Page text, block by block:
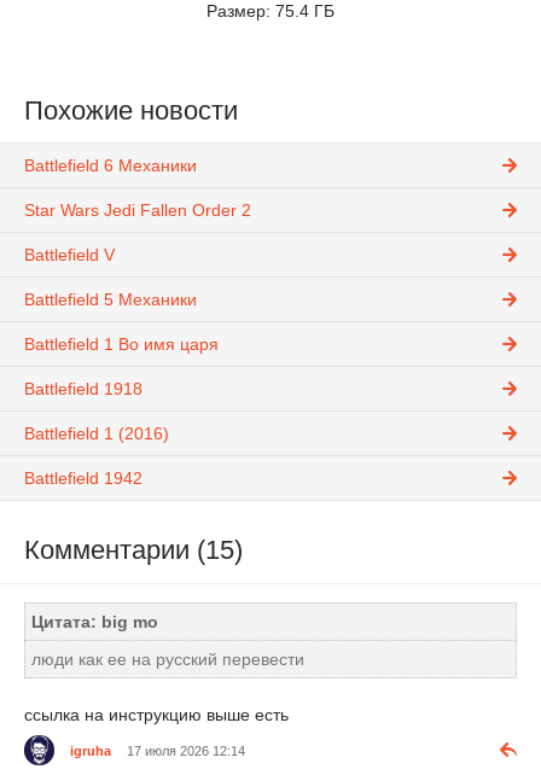
Размер: 75.4 ГБ
Похожие новости
Battlefield 6 Механики
Star Wars Jedi Fallen Order 2
Battlefield V
Battlefield 5 Механики
Battlefield 1 Во имя царя
Battlefield 1918
Battlefield 1 (2016)
Battlefield 1942
Комментарии (15)
Цитата: big mo
люди как ее на русский перевести
ссылка на инструкцию выше есть
igruha 17 июля 2026 12:14